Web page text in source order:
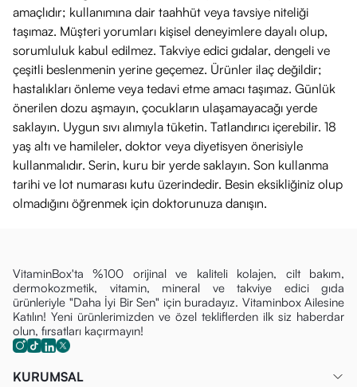
amaçlıdır; kullanımına dair taahhüt veya tavsiye niteliği
taşımaz. Müşteri yorumları kişisel deneyimlere dayalı olup,
sorumluluk kabul edilmez. Takviye edici gıdalar, dengeli ve
çeşitli beslenmenin yerine geçemez. Ürünler ilaç değildir;
hastalıkları önleme veya tedavi etme amacı taşımaz. Günlük
önerilen dozu aşmayın, çocukların ulaşamayacağı yerde
saklayın. Uygun sıvı alımıyla tüketin. Tatlandırıcı içerebilir. 18
yaş altı ve hamileler, doktor veya diyetisyen önerisiyle
kullanmalıdır. Serin, kuru bir yerde saklayın. Son kullanma
tarihi ve lot numarası kutu üzerindedir. Besin eksikliğiniz olup
olmadığını öğrenmek için doktorunuza danışın.
VitaminBox'ta %100 orijinal ve kaliteli kolajen, cilt bakım,
dermokozmetik, vitamin, mineral ve takviye edici gıda
ürünleriyle "Daha İyi Bir Sen" için buradayız. Vitaminbox Ailesine
Katılın! Yeni ürünlerimizden ve özel tekliflerden ilk siz haberdar
olun, fırsatları kaçırmayın!
KURUMSAL